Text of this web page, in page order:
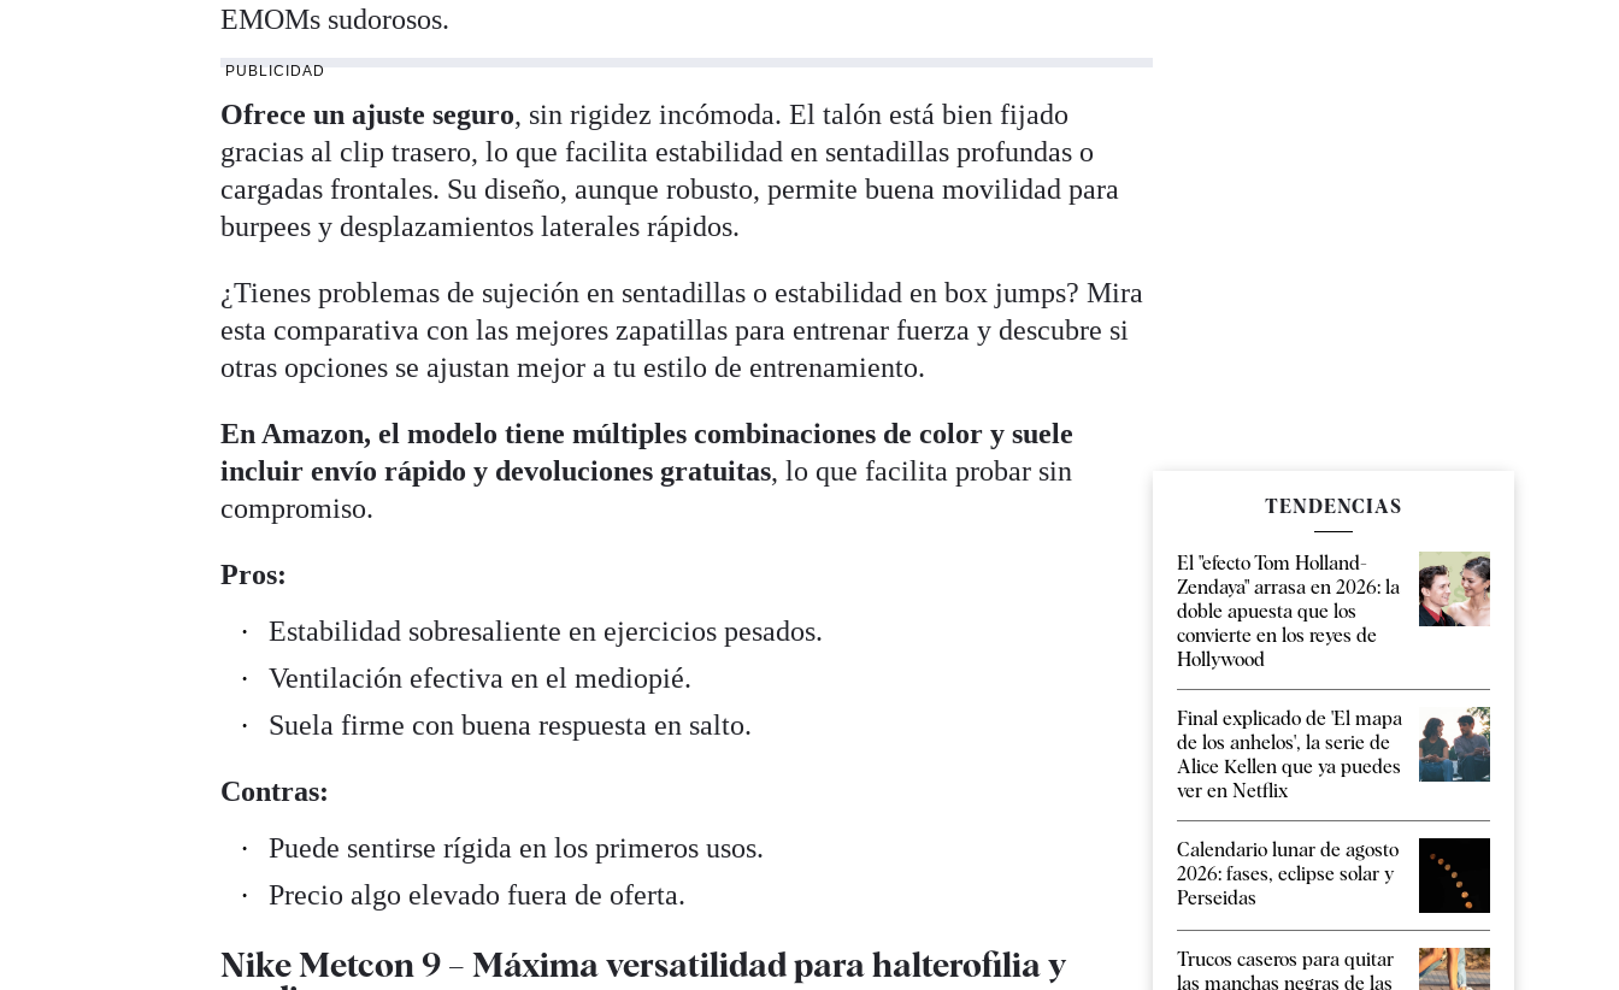
EMOMs sudorosos.
PUBLICIDAD
Ofrece un ajuste seguro, sin rigidez incómoda. El talón está bien fijado
gracias al clip trasero, lo que facilita estabilidad en sentadillas profundas o
cargadas frontales. Su diseño, aunque robusto, permite buena movilidad para
burpees y desplazamientos laterales rápidos.
¿Tienes problemas de sujeción en sentadillas o estabilidad en box jumps? Mira
esta comparativa con las mejores zapatillas para entrenar fuerza y descubre si
otras opciones se ajustan mejor a tu estilo de entrenamiento.
En Amazon, el modelo tiene múltiples combinaciones de color y suele
incluir envío rápido y devoluciones gratuitas, lo que facilita probar sin
compromiso.
Pros:
Estabilidad sobresaliente en ejercicios pesados.
Ventilación efectiva en el mediopié.
Suela firme con buena respuesta en salto.
Contras:
Puede sentirse rígida en los primeros usos.
Precio algo elevado fuera de oferta.
Nike Metcon 9 – Máxima versatilidad para halterofilia y
TENDENCIAS
El "efecto Tom Holland-
Zendaya" arrasa en 2026: la
doble apuesta que los
convierte en los reyes de
Hollywood
Final explicado de 'El mapa
de los anhelos', la serie de
Alice Kellen que ya puedes
ver en Netflix
Calendario lunar de agosto
2026: fases, eclipse solar y
Perseidas
Trucos caseros para quitar
las manchas negras de las